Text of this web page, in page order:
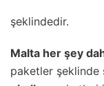
şeklindedir.
Malta her şey
paketler şeklinde